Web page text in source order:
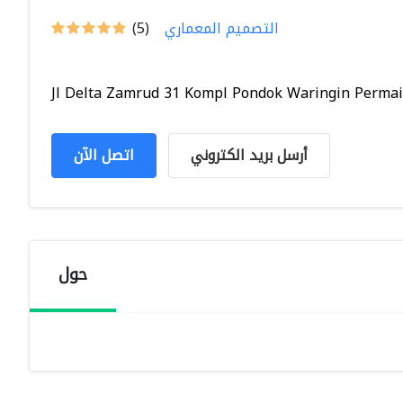
(5) التصميم المعماري
Jl Delta Zamrud 31 Kompl Pondok Waringin
اتصل الآن أرسل بريد الكتروني
حول